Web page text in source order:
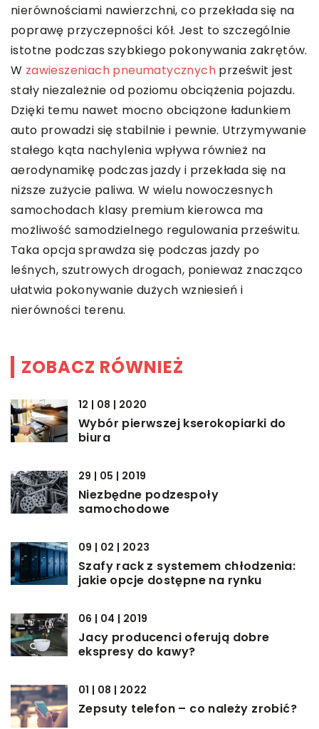
nierównościami nawierzchni, co przekłada się na
poprawę przyczepności kół. Jest to szczególnie
istotne podczas szybkiego pokonywania zakrętów.
W zawieszeniach pneumatycznych prześwit jest
stały niezależnie od poziomu obciążenia pojazdu.
Dzięki temu nawet mocno obciążone ładunkiem
auto prowadzi się stabilnie i pewnie. Utrzymywanie
stałego kąta nachylenia wpływa również na
aerodynamikę podczas jazdy i przekłada się na
niższe zużycie paliwa. W wielu nowoczesnych
samochodach klasy premium kierowca ma
możliwość samodzielnego regulowania prześwitu.
Taka opcja sprawdza się podczas jazdy po
leśnych, szutrowych drogach, ponieważ znacząco
ułatwia pokonywanie dużych wzniesień i
nierówności terenu.
ZOBACZ RÓWNIEŻ
12 | 08 | 2020
Wybór pierwszej kserokopiarki do
biura
29 | 05 | 2019
Niezbędne podzespoły
samochodowe
09 | 02 | 2023
Szafy rack z systemem chłodzenia:
jakie opcje dostępne na rynku
06 | 04 | 2019
Jacy producenci oferują dobre
ekspresy do kawy?
01 | 08 | 2022
Zepsuty telefon – co należy zrobić?